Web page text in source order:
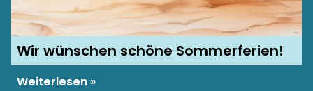
Wir wünschen schöne Sommerferien!
Weiterlesen